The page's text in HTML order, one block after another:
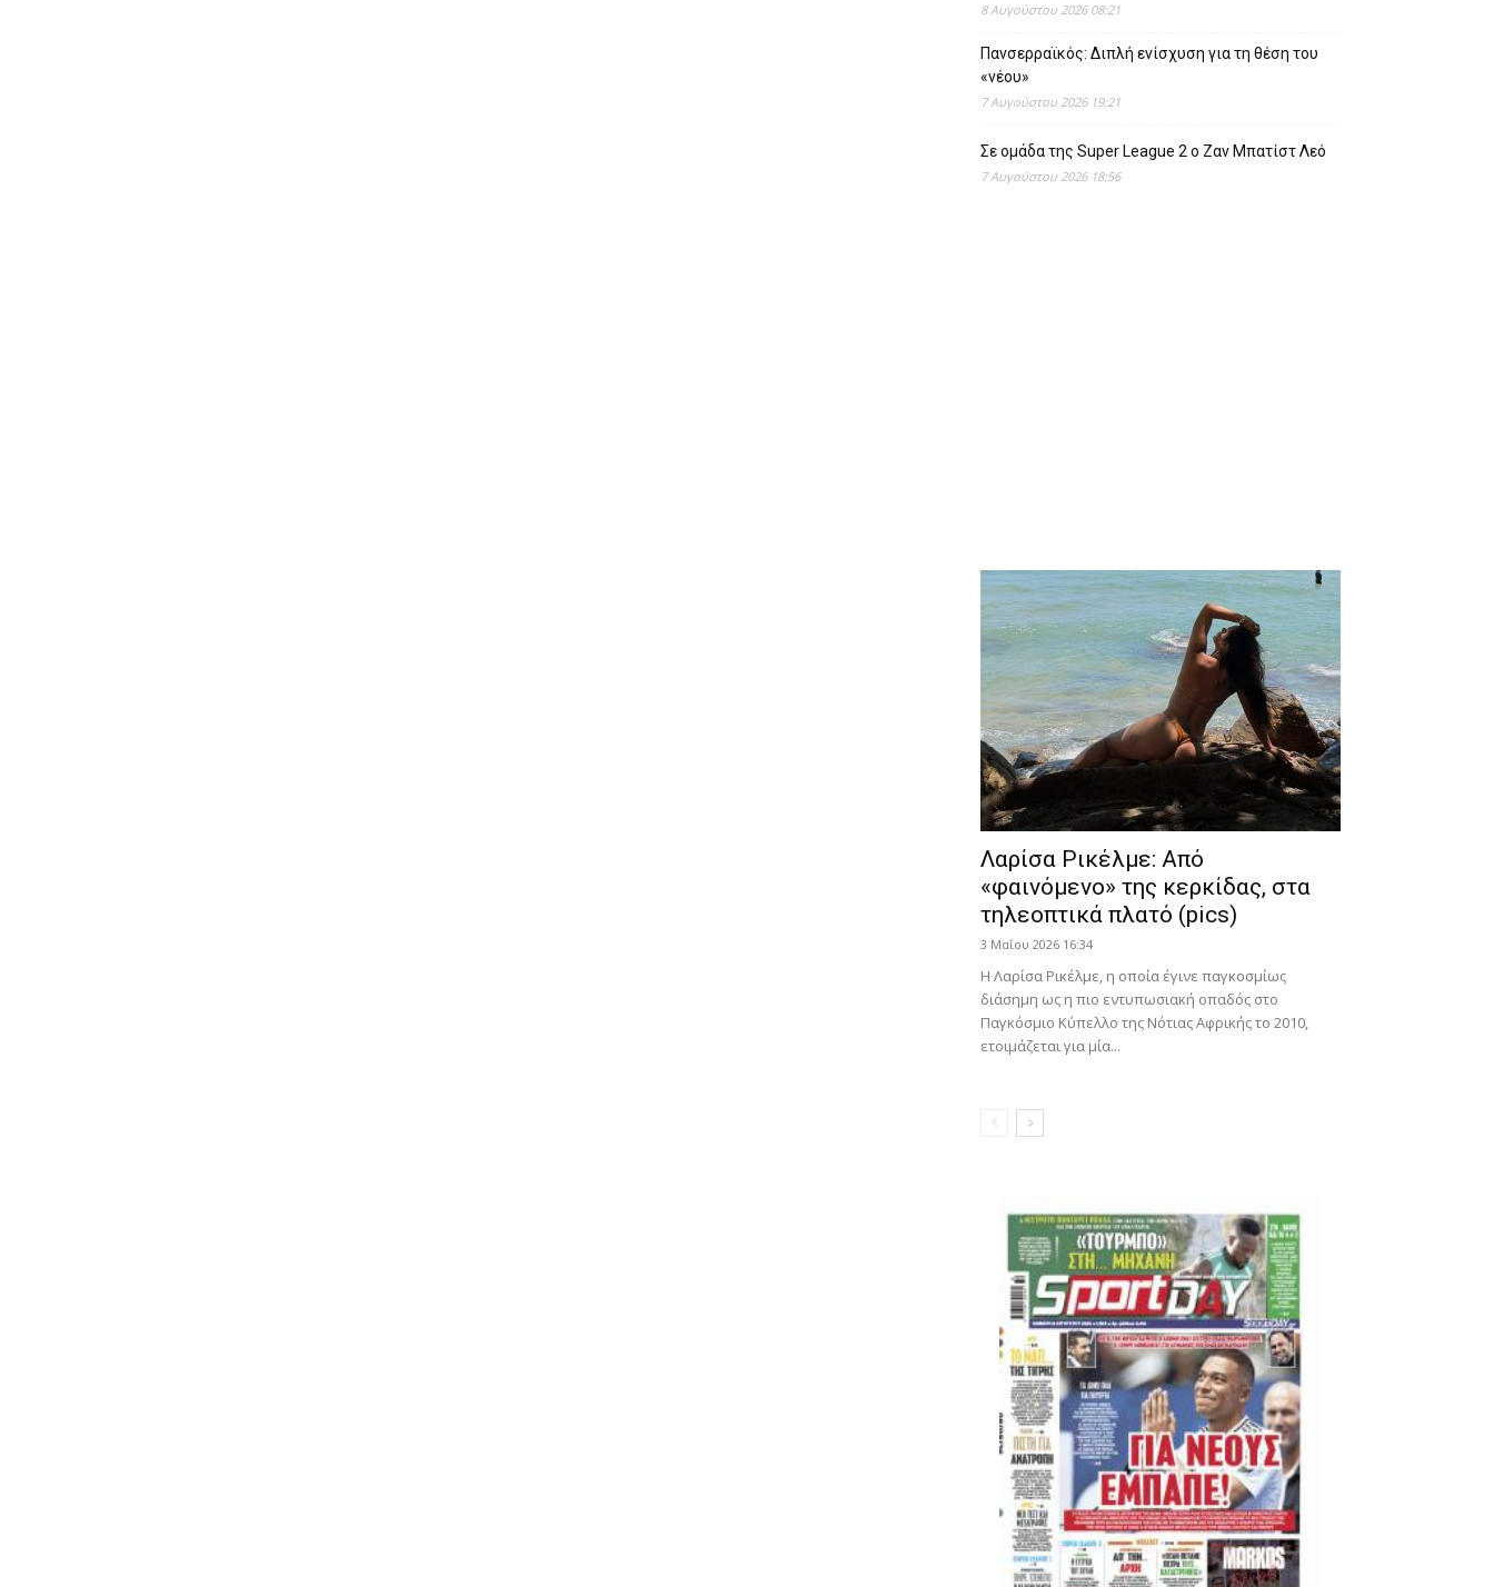
8 Αυγούστου 2026 08:21
Πανσερραϊκός: Διπλή ενίσχυση για τη θέση του
«νέου»
7 Αυγούστου 2026 19:21
Σε ομάδα της Super League 2 o Ζαν Μπατίστ Λεό
7 Αυγούστου 2026 18:56
Λαρίσα Ρικέλμε: Από
«φαινόμενο» της κερκίδας, στα
τηλεοπτικά πλατό (pics)
3 Μαΐου 2026 16:34
Η Λαρίσα Ρικέλμε, η οποία έγινε παγκοσμίως
διάσημη ως η πιο εντυπωσιακή οπαδός στο
Παγκόσμιο Κύπελλο της Νότιας Αφρικής το 2010,
ετοιμάζεται για μία...